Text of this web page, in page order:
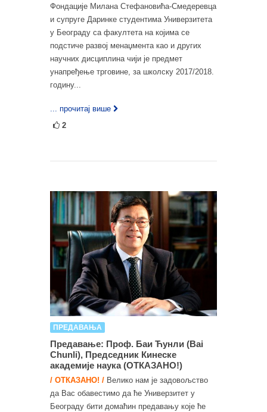
Фондације Милана Стефaновића-Смедеревца
и супруге Даринке студентима Универзитета
у Београду са факултета на којима се
подстиче развој менаџмента као и других
научних дисциплина чији је предмет
унапређење трговине, за школску 2017/2018.
годину...
... прочитај више
2
ПРЕДАВАЊА
Предавање: Проф. Баи Ћунли (Bai
Chunli), Председник Кинеске
академије наука (ОТКАЗАНО!)
/ ОТКАЗАНО! / Велико нам је задовољство
да Вас обавестимо да ће Универзитет у
Београду бити домаћин предавању које ће